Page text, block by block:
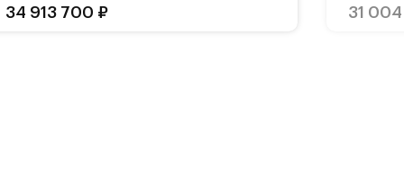
34 913 700 ₽ 31